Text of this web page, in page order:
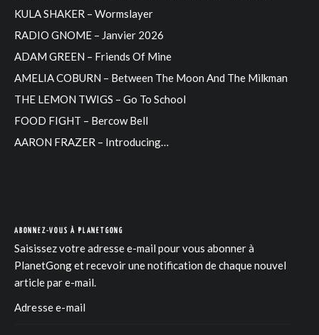
KULA SHAKER – Wormslayer
RADIO GNOME – Janvier 2026
ADAM GREEN – Friends Of Mine
AMELIA COBURN – Between The Moon And The Milkman
THE LEMON TWIGS – Go To School
FOOD FIGHT – Bercow Bell
AARON FRAZER – Introducing…
ABONNEZ-VOUS À PLANETGONG
Saisissez votre adresse e-mail pour vous abonner à
PlanetGong et recevoir une notification de chaque nouvel
article par e-mail.